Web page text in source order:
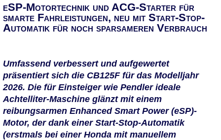
eSP-­Motortechnik und ACG-Starter für
smarte Fahrleistungen, neu mit Start-Stop-
Automatik für noch sparsameren Verbrauch
Umfassend verbessert und aufgewertet
präsentiert sich die CB125F für das Modelljahr
2026. Die für Einsteiger wie Pendler ideale
Achtelliter-Maschine glänzt mit einem
reibungsarmen Enhanced Smart Power (eSP)-
Motor, der dank einer Start-Stop-Automatik
(erstmals bei einer Honda mit manuellem